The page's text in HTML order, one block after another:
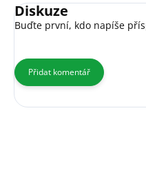
Diskuze
Buďte první, kdo napíše
Přidat komentář